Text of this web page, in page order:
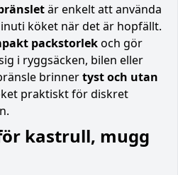
är enkelt att använda
köket när det är hopfällt.
packstorlekoch gör
i ryggsäcken, bilen eller
brinnertyst och utan
praktiskt för diskret
kastrull, mugg